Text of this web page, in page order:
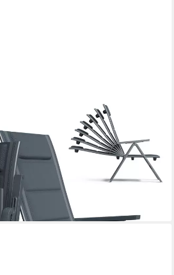
Klappstuhl mit Armlehnen, 7-stufig
(Set, 2 St), Klappbare Gartenstühle
bis 150kg belastbar
€
bei dir